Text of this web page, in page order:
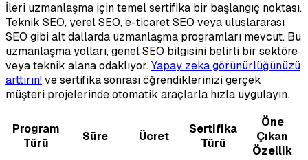
İleri uzmanlaşma için temel sertifika bir başlangıç noktası.
Teknik SEO, yerel SEO, e-ticaret SEO veya uluslararası
SEO gibi alt dallarda uzmanlaşma programları mevcut. Bu
uzmanlaşma yolları, genel SEO bilgisini belirli bir sektöre
veya teknik alana odaklıyor.Yapay zeka görünürlüğünüzü
arttırın!ve sertifika sonrası öğrendiklerinizi gerçek
müşteri projelerinde otomatik araçlarla hızla uygulayın.
Program
Türü
Süre Ücret
Sertifika
Türü
Öne
Çıkan
Özellik